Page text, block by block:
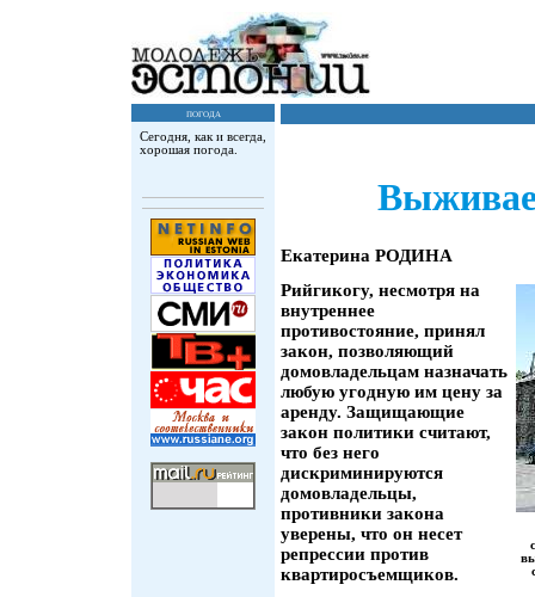
погода
Сегодня, как и всегда,
хорошая погода.
Екатерина РОДИНА
Рийгикогу, несмотря на
внутреннее
противостояние, принял
закон, позволяющий
домовладельцам назначать
любую угодную им цену за
аренду. Защищающие
закон политики считают,
что без него
дискриминируются
домовладельцы,
противники закона
уверены, что он несет
репрессии против
квартиросъемщиков.